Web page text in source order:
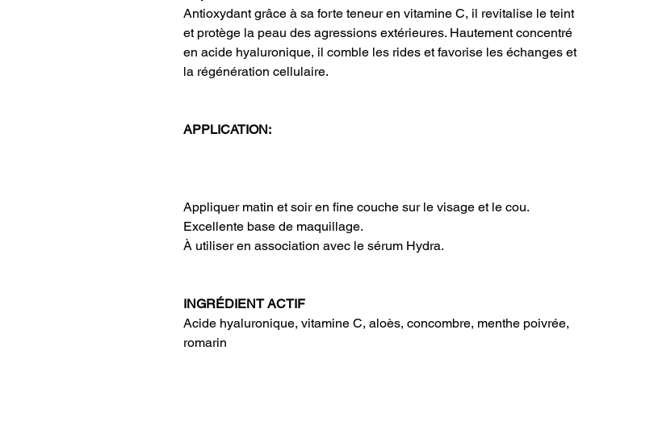
Antioxydant grâce à sa forte teneur en vitamine C, il revitalise le teint
et protège la peau des agressions extérieures. Hautement concentré
en acide hyaluronique, il comble les rides et favorise les échanges et
la régénération cellulaire.
APPLICATION:
Appliquer matin et soir en fine couche sur le visage et le cou.
Excellente base de maquillage.
À utiliser en association avec le sérum Hydra.
INGRÉDIENT ACTIF
Acide hyaluronique, vitamine C, aloès, concombre, menthe poivrée,
romarin